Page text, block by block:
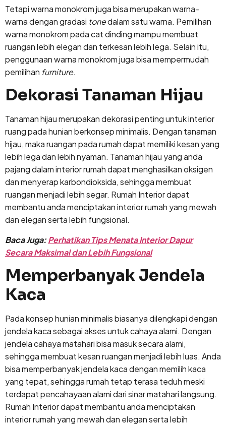
Tetapi warna monokrom juga bisa merupakan warna-
warna dengan gradasi tonedalam satu warna. Pemilihan
warna monokrom pada cat dinding mampu membuat
ruangan lebih elegan dan terkesan lebih lega. Selain itu,
penggunaan warna monokrom juga bisa mempermudah
pemilihan furniture.
Dekorasi Tanaman Hijau
Tanaman hijau merupakan dekorasi penting untuk interior
ruang pada hunian berkonsep minimalis. Dengan tanaman
hijau, maka ruangan pada rumah dapat memiliki kesan yang
lebih lega dan lebih nyaman. Tanaman hijau yang anda
pajang dalam interior rumah dapat menghasilkan oksigen
dan menyerap karbondioksida, sehingga membuat
ruangan menjadi lebih segar. Rumah Interior dapat
membantu anda menciptakan interior rumah yang mewah
dan elegan serta lebih fungsional.
Baca Juga:Perhatikan Tips Menata Interior Dapur
Secara Maksimal dan Lebih Fungsional
Memperbanyak Jendela
Kaca
Pada konsep hunian minimalis biasanya dilengkapi dengan
jendela kaca sebagai akses untuk cahaya alami. Dengan
jendela cahaya matahari bisa masuk secara alami,
sehingga membuat kesan ruangan menjadi lebih luas. Anda
bisa memperbanyak jendela kaca dengan memilih kaca
yang tepat, sehingga rumah tetap terasa teduh meski
terdapat pencahayaan alami dari sinar matahari langsung.
Rumah Interior dapat membantu anda menciptakan
interior rumah yang mewah dan elegan serta lebih